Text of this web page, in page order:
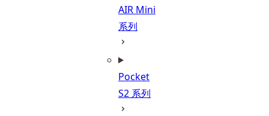
AIR Mini
系列
Pocket
S2 系列